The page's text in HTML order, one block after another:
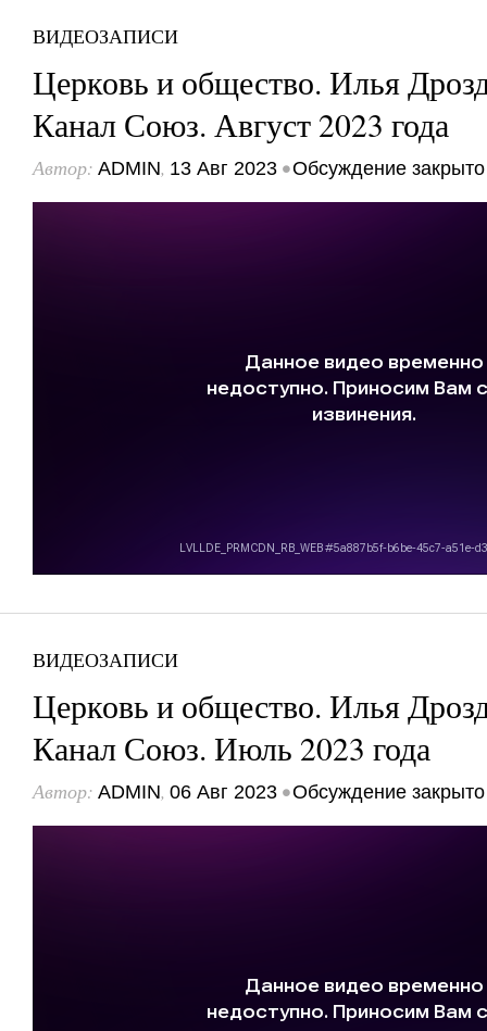
ВИДЕОЗАПИСИ
Церковь и общество. Илья
Канал Союз. Август 2023 года
Автор: ADMIN, 13 Авг 2023 •Обсуждение закрыто
ВИДЕОЗАПИСИ
Церковь и общество. Илья
Канал Союз. Июль 2023 года
Автор: ADMIN, 06 Авг 2023 •Обсуждение закрыто